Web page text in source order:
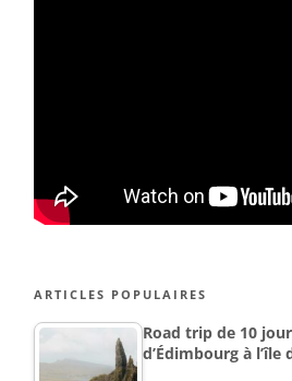
ARTICLES POPULAIRES
Road trip de 10
d’Édimbourg à l’île